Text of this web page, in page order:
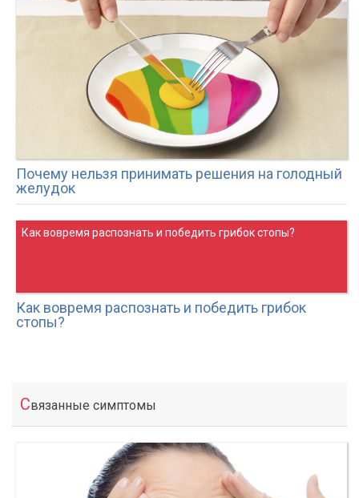
Почему нельзя принимать решения на голодный
желудок
Как вовремя распознать и победить грибок стопы?
Как вовремя распознать и победить грибок
стопы?
Связанные симптомы